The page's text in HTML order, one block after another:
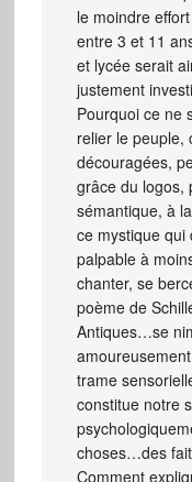
le moindre
entre 3 et 11
et lycée serait
justement
Pourquoi ce ne
relier le peuple,
découragées,
grâce du logos,
sémantique, à
ce mystique qui
palpable à
chanter, se
poème de
Antiques…se
trame
constitue notre
choses…des
Comment